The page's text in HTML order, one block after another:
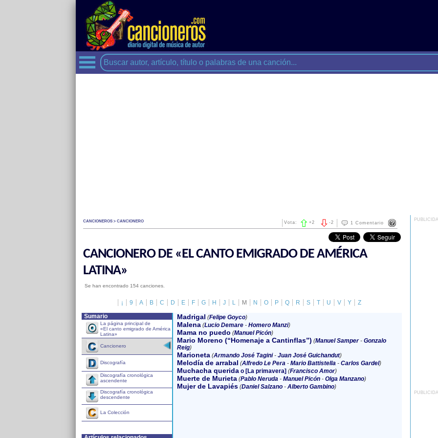
CANCIONEROS > CANCIONERO 1 Comentario
-2
Vota: +2
CANCIONERO DE «EL CANTO EMIGRADO DE AMÉRICA
LATINA»
Se han encontrado 154 canciones.
¡ 9 A B C D E F G H J L M N O P Q R S T U V Y
Z
Sumario
La página principal de
«El canto emigrado de América
Latina»
Cancionero
Discografía
Discografía cronológica
ascendente
Discografía cronológica
descendente
La Colección
Madrigal (Felipe Goyco)
Malena (Lucio Demare- Homero Manzi)
Mama no puedo (Manuel Picón)
Mario Moreno (“Homenaje a Cantinflas”) (Manuel Samper- Gonzalo
Reig)
Marioneta (Armando José Tagini- Juan José Guichandut)
Melodía de arrabal (Alfredo Le Pera- Mario Battistella- Carlos Gardel)
Muchacha queridao [La primavera] (Francisco Amor)
Muerte de Murieta (Pablo Neruda- Manuel Picón- Olga Manzano)
Mujer de Lavapiés (Daniel Salzano- Alberto Gambino)